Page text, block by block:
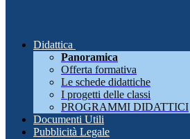
Didattica
Panoramica
Offerta formativa
Le schede didattiche
I progetti delle classi
PROGRAMMI DIDATTICI
Documenti Utili
Pubblicità Legale